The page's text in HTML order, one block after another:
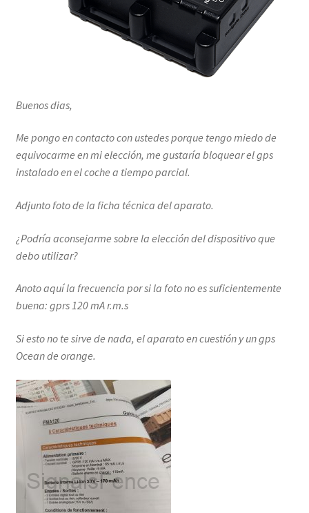
Buenos dias,
Me pongo en contacto con ustedes porque tengo miedo de
equivocarme en mi elección, me gustaría bloquear el gps
instalado en el coche a tiempo parcial.
Adjunto foto de la ficha técnica del aparato.
¿Podría aconsejarme sobre la elección del dispositivo que
debo utilizar?
Anoto aquí la frecuencia por si la foto no es suficientemente
buena: gprs 120 mA r.m.s
Si esto no te sirve de nada, el aparato en cuestión y un gps
Ocean de orange.